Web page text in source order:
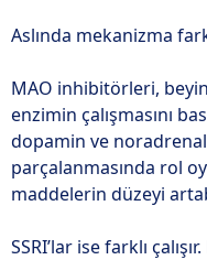
Aslında mekanizma
MAO inhibitörleri,
enzimin çalışmasını
dopamin ve
parçalanmasında rol
maddelerin düzeyi
SSRI’lar ise farklı